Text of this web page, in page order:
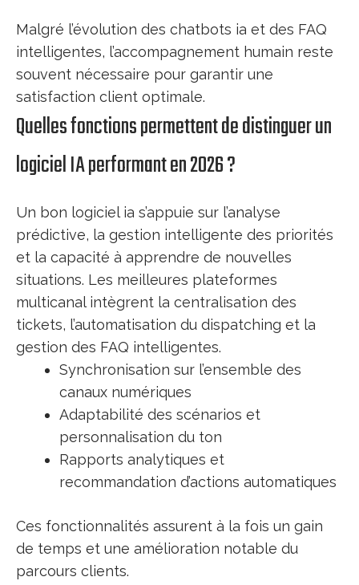
Malgré l’évolution des chatbots ia et des FAQ
intelligentes, l’accompagnement humain reste
souvent nécessaire pour garantir une
satisfaction client optimale.
Quelles fonctions permettent de distinguer un
logiciel IA performant en 2026 ?
Un bon logiciel ia s’appuie sur l’analyse
prédictive, la gestion intelligente des priorités
et la capacité à apprendre de nouvelles
situations. Les meilleures plateformes
multicanal intègrent la centralisation des
tickets, l’automatisation du dispatching et la
gestion des FAQ intelligentes.
Synchronisation sur l’ensemble des
canaux numériques
Adaptabilité des scénarios et
personnalisation du ton
Rapports analytiques et
recommandation d’actions automatiques
Ces fonctionnalités assurent à la fois un gain
de temps et une amélioration notable du
parcours clients.